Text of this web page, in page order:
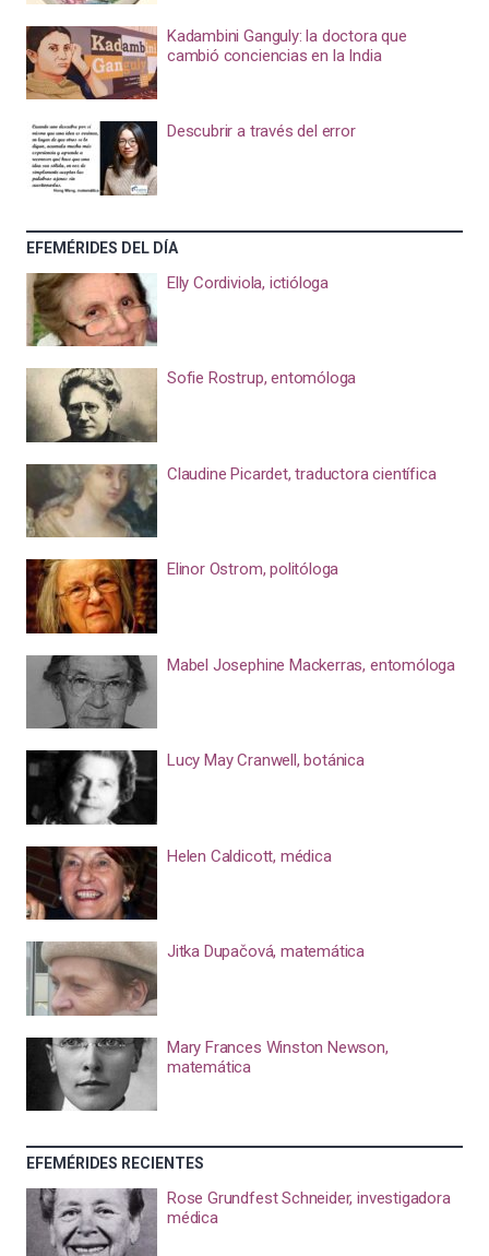
Kadambini Ganguly: la doctora que
cambió conciencias en la India
Descubrir a través del error
EFEMÉRIDES DEL DÍA
Elly Cordiviola, ictióloga
Sofie Rostrup, entomóloga
Claudine Picardet, traductora científica
Elinor Ostrom, politóloga
Mabel Josephine Mackerras, entomóloga
Lucy May Cranwell, botánica
Helen Caldicott, médica
Jitka Dupačová, matemática
Mary Frances Winston Newson,
matemática
EFEMÉRIDES RECIENTES
Rose Grundfest Schneider, investigadora
médica